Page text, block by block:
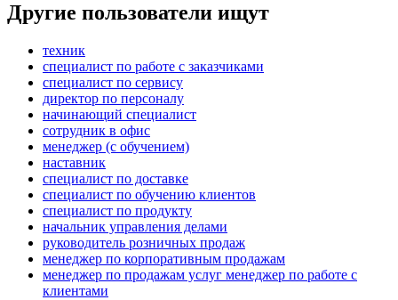
Другие пользователи ищут
техник
специалист по работе с заказчиками
специалист по сервису
директор по персоналу
начинающий специалист
сотрудник в офис
менеджер (с обучением)
наставник
специалист по доставке
специалист по обучению клиентов
специалист по продукту
начальник управления делами
руководитель розничных продаж
менеджер по корпоративным продажам
менеджер по продажам услуг менеджер по работе с
клиентами